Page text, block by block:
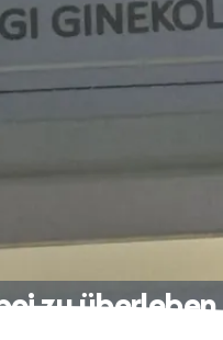
zu überleben